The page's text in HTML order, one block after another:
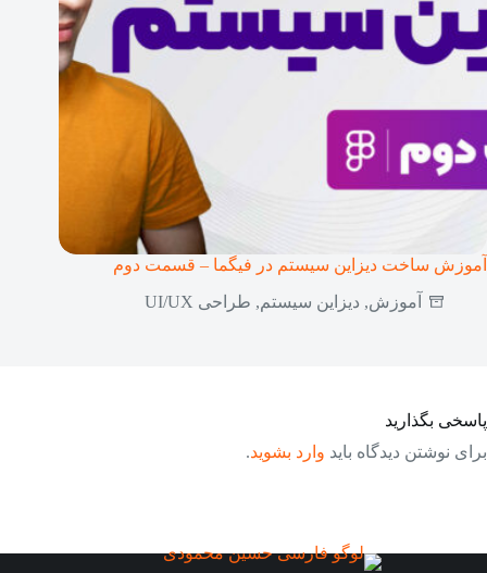
آموزش ساخت دیزاین سیستم در فیگما – قسمت دوم
آموزش, دیزاین سیستم, طراحی UI/UX
پاسخی بگذارید
برای نوشتن دیدگاه باید وارد بشوید.